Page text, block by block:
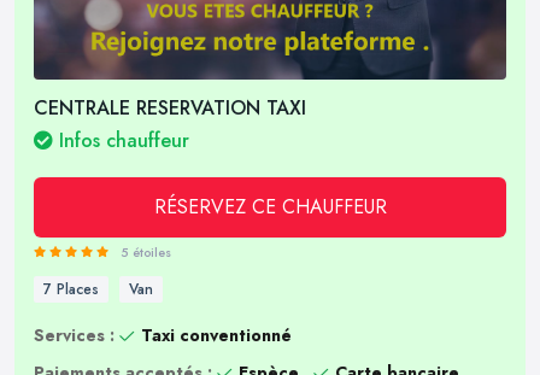
CENTRALE RESERVATION TAXI
Infos chauffeur
RÉSERVEZ CE CHAUFFEUR
5 étoiles
7 Places Van
Services :
Taxi conventionné